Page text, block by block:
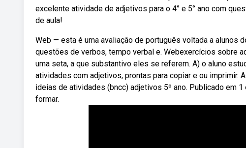
excelente atividade de adjetivos para o 4° e 5° ano com
de aula!
Web — esta é uma avaliação de português voltada a alunos
questões de verbos, tempo verbal e. Webexercícios sobre
uma seta, a que substantivo eles se referem. A) o aluno
atividades com adjetivos, prontas para copiar e ou imprimir.
ideias de atividades (bncc) adjetivos 5º ano. Publicado em
formar.